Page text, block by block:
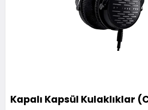
Kapalı Kapsül Kulaklıklar